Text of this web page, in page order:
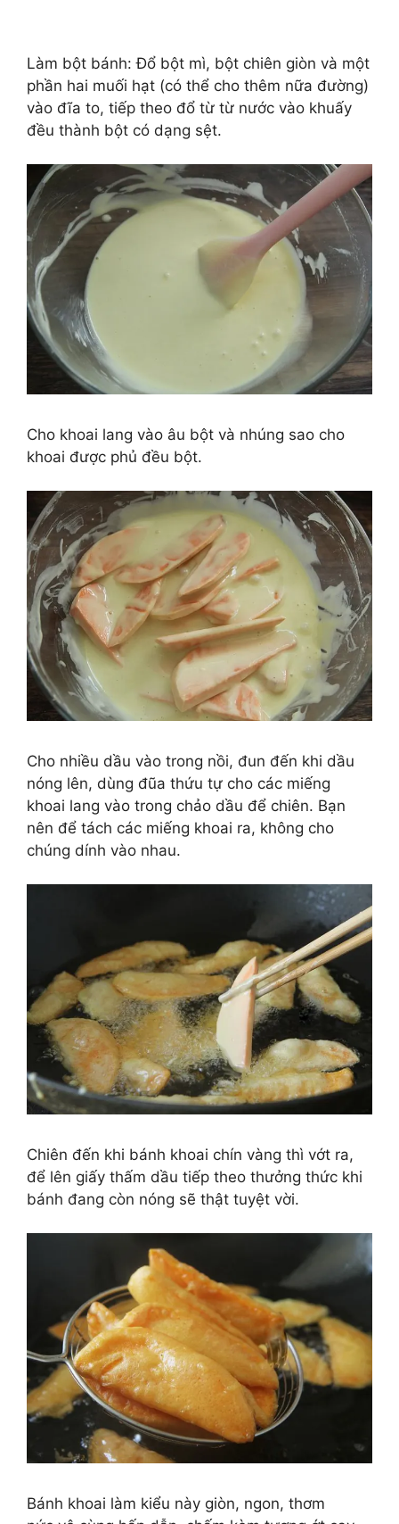
Làm bột bánh: Đổ bột mì, bột chiên giòn và một
phần hai muối hạt (có thể cho thêm nữa đường)
vào đĩa to, tiếp theo đổ từ từ nước vào khuấy
đều thành bột có dạng sệt.
Cho khoai lang vào âu bột và nhúng sao cho
khoai được phủ đều bột.
Cho nhiều dầu vào trong nồi, đun đến khi dầu
nóng lên, dùng đũa thứu tự cho các miếng
khoai lang vào trong chảo dầu để chiên. Bạn
nên để tách các miếng khoai ra, không cho
chúng dính vào nhau.
Chiên đến khi bánh khoai chín vàng thì vớt ra,
để lên giấy thấm dầu tiếp theo thưởng thức khi
bánh đang còn nóng sẽ thật tuyệt vời.
Bánh khoai làm kiểu này giòn, ngon, thơm